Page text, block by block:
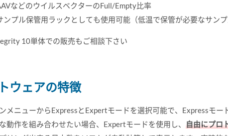
などのウイルスベクターのFull/Empty比率
ンプル保管用ラックとしても使用可能（低温で保管が必要なサンプ
10単体での販売もご相談下さい
ウェアの特徴
メニューからExpressとExpertモードを選択可能で、Expressモー
動作を組み合わせたい場合、Expertモードを使用し、 自由にプロ